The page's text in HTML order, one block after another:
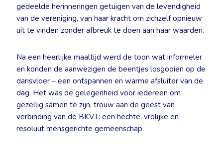
gedeelde herinneringen getuigen van de levendigheid
van de vereniging, van haar kracht om zichzelf opnieuw
uit te vinden zonder afbreuk te doen aan haar waarden.
Na een heerlijke maaltijd werd de toon wat informeler
en konden de aanwezigen de beentjes losgooien op de
dansvloer – een ontspannen en warme afsluiter van de
dag. Het was de gelegenheid voor iedereen om
gezellig samen te zijn, trouw aan de geest van
verbinding van de BKVT: een hechte, vrolijke en
resoluut mensgerichte gemeenschap.